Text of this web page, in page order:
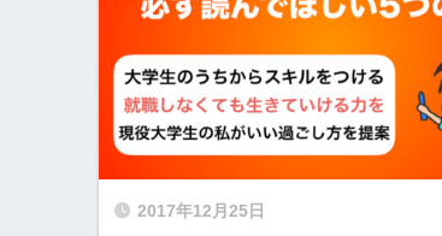
2017年12月25日